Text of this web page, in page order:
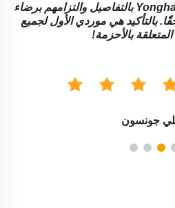
اهتمام Yonghang Transmission بالتفاصيل والتزامهم برضاء
بالتأكيد هي موردي الأول لجميع
بالأحزمة!
جونسون